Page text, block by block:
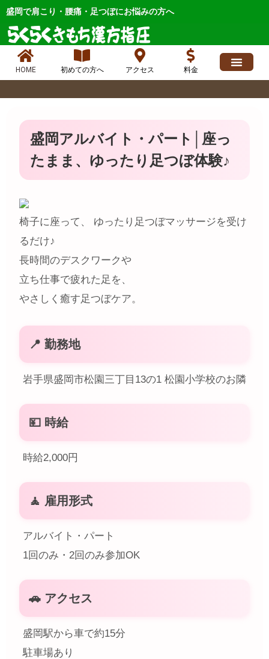
内
を
ッ
盛岡で肩こり・腰痛・足つぼにお悩みの方へ
HOME 初めての方へ アクセス 料金
盛岡アルバイト・パート│座っ
たまま、ゆったり足つぼ体験♪
椅子に座って、 ゆったり足つぼマッサージを受け
るだけ♪
長時間のデスクワークや
立ち仕事で疲れた足を、
やさしく癒す足つぼケア。
📍 勤務地
岩手県盛岡市松園三丁目13の1 松園小学校のお隣
💴 時給
時給2,000円
🧘 雇用形式
アルバイト・パート
1回のみ・2回のみ参加OK
🚗 アクセス
盛岡駅から車で約15分
駐車場あり